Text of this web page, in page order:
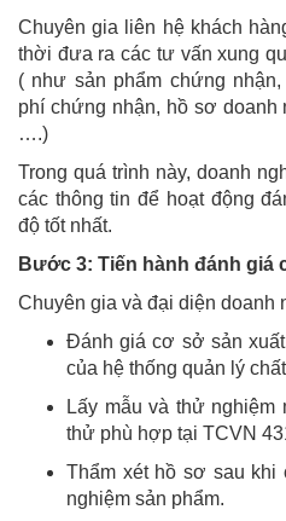
Chuyên gia liên hệ khách
thời đưa ra các tư vấn xung
( như sản phẩm chứng
phí chứng nhận, hồ sơ doanh
….)
Trong quá trình này, doanh
các thông tin để hoạt động
độ tốt nhất.
Bước 3: Tiến hành đánh giá
Chuyên gia và đại diện doanh
Đánh giá cơ sở sản
của hệ thống quản lý
Lấy mẫu và thử
thử phù hợp tại TCVN
Thẩm xét hồ sơ sau khi
nghiệm sản phẩm.